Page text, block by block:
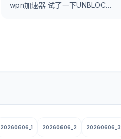
wpn加速器 试了一下UNBLOCKCN，真好用。
20260606_1 20260606_2 20260606_3